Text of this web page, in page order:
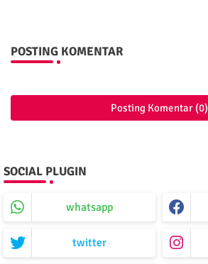
POSTING KOMENTAR
Posting Komentar (0)
SOCIAL PLUGIN
whatsapp
twitter